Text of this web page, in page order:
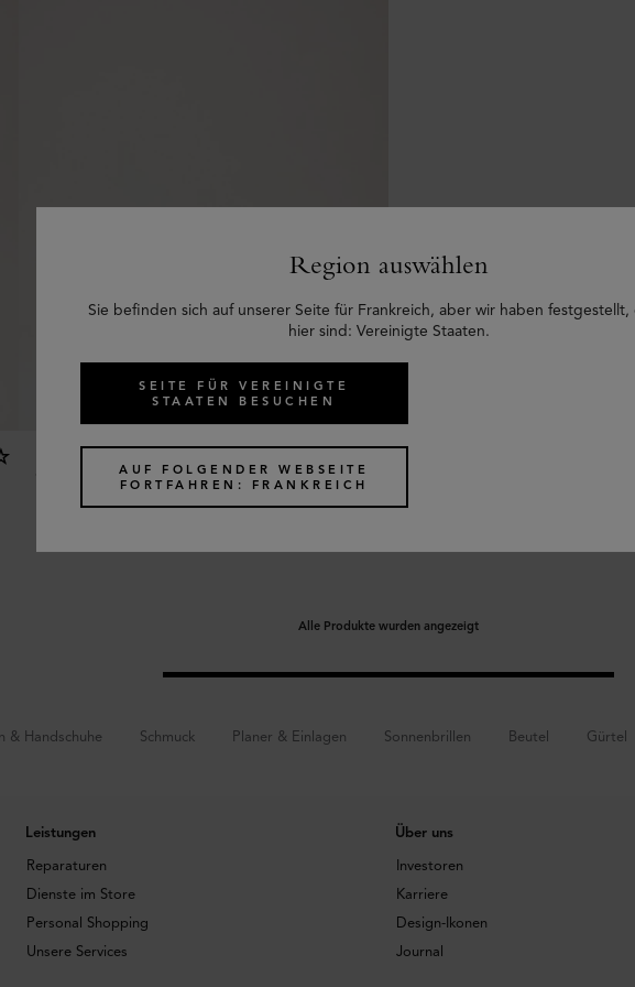
Mulberry Ledercreme
Alle Produkte wurden angezeigt
& Handschuhe Schmuck Planer & Einlagen Sonnenbrillen Beutel Gürtel
Leistungen
Reparaturen
Dienste im Store
Personal Shopping
Unsere Services
Über uns
Investoren
Karriere
Design-Ikonen
Journal
Region auswählen
Sie befinden sich auf unserer Seite für Frankreich, aber wir haben festgestellt,
hier sind: Vereinigte Staaten.
SEITE FÜR VEREINIGTE
STAATEN BESUCHEN
AUF FOLGENDER WEBSEITE
FORTFAHREN: FRANKREICH